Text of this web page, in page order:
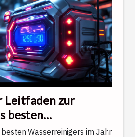
Leitfaden zur
besten
im Jahr 2025
Wasserreinigers im Jahr